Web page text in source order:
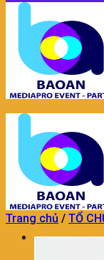
Trang chủ / TỔ